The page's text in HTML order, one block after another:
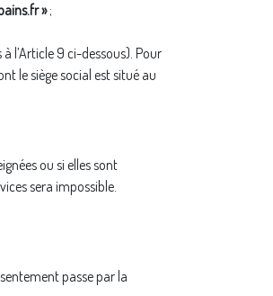
»;
l’Article 9 ci-dessous). Pour
le siège social est situé au
ou si elles sont
sera impossible.
passe par la